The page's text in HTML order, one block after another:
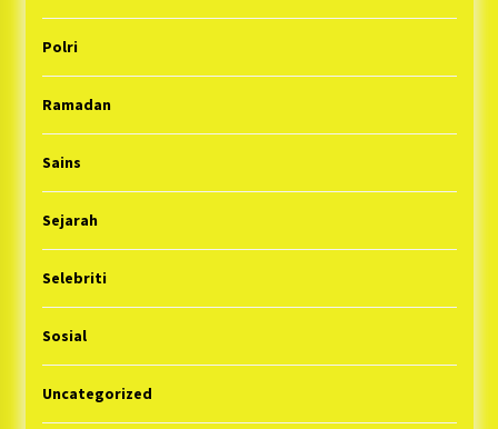
Polri
Ramadan
Sains
Sejarah
Selebriti
Sosial
Uncategorized